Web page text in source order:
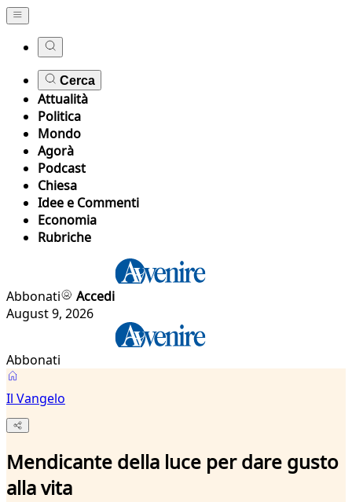
Cerca
Attualità
Politica
Mondo
Agorà
Podcast
Chiesa
Idee e Commenti
Economia
Rubriche
Abbonati
Accedi
August 9, 2026
Abbonati
Il Vangelo
Mendicante della luce per dare gusto
alla vita